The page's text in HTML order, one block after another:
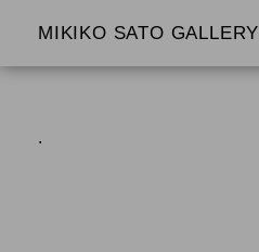
MIKIKO SATO GALLERY
.